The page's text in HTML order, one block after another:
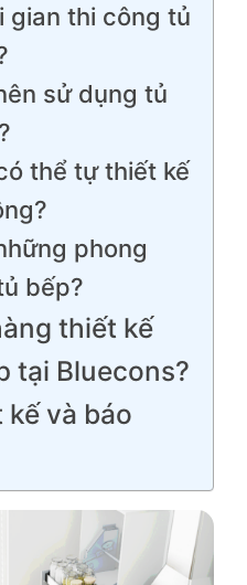
gian thi công tủ
sử dụng tủ
thể tự thiết kế
phong
bếp?
thiết kế
tại Bluecons?
và báo